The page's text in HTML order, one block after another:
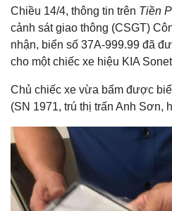
Chiều 14/4, thông tin trên Tiền
cảnh sát giao thông (CSGT)
nhận, biển số 37A-999.99 đã
cho một chiếc xe hiệu KIA
Chủ chiếc xe vừa bấm được
(SN 1971, trú thị trấn Anh Sơn,